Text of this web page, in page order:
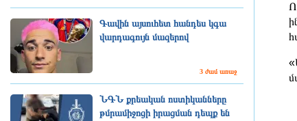
Գավին այսուհետ հանդես կգա
վարդագույն մազերով
3 ժամ առաջ
ՆԳՆ քրեական ոստիկանները
թմրամիջոցի իրացման դեպք են